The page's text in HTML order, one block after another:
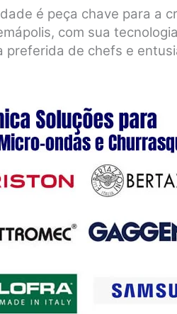
é peça chave para a
com sua
preferida de chefs e